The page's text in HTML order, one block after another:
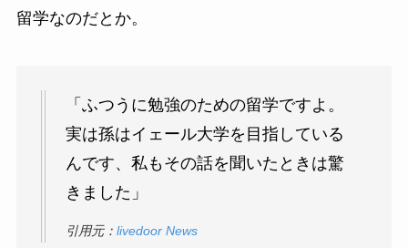
留学なのだとか。
「ふつうに勉強のための留学ですよ。
実は孫はイェール大学を目指している
んです、私もその話を聞いたときは驚
きました」
引用元： livedoor News